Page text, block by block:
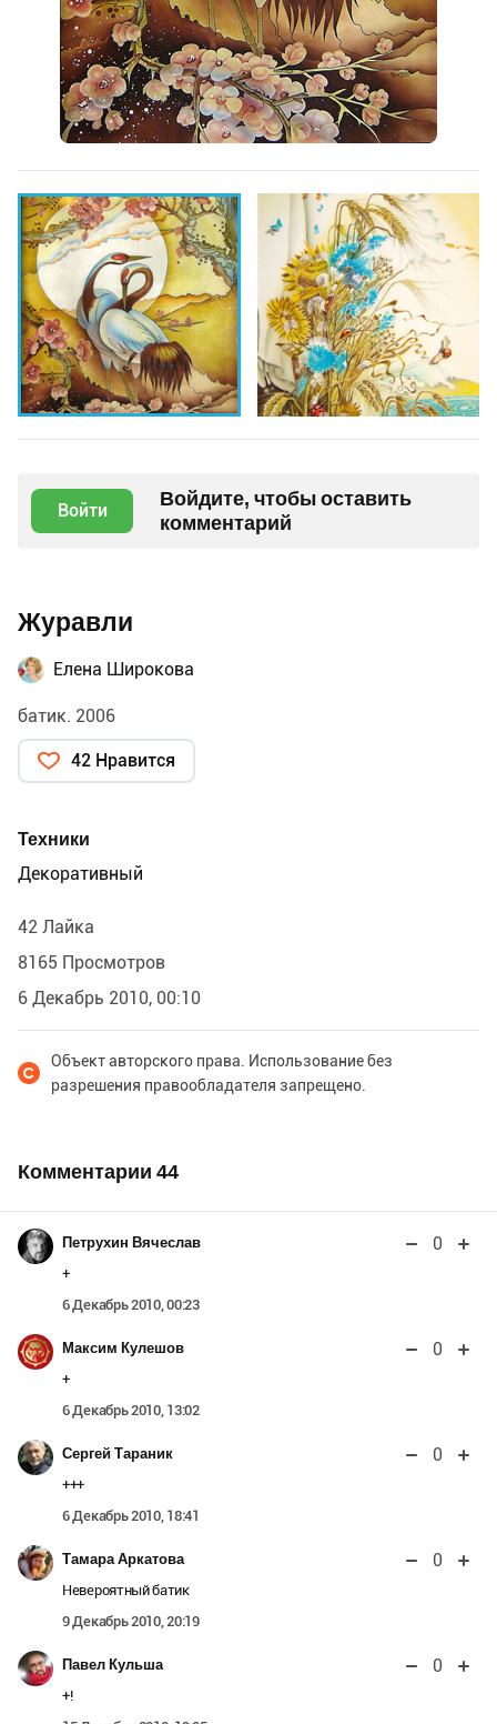
Войти
Войдите, чтобы оставить
комментарий
Журавли
Елена Широкова
батик. 2006
42 Нравится
Техники
Декоративный
42 Лайка
8165 Просмотров
6 Декабрь 2010, 00:10
Объект авторского права. Использование без
разрешения правообладателя запрещено.
Комментарии 44
Петрухин Вячеслав 0
+
6 Декабрь 2010, 00:23
Максим Кулешов 0
+
6 Декабрь 2010, 13:02
Сергей Тараник 0
+++
6 Декабрь 2010, 18:41
Тамара Аркатова 0
Невероятный батик
9 Декабрь 2010, 20:19
Павел Кульша 0
+!